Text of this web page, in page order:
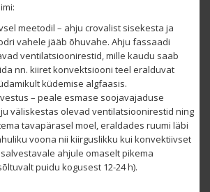
meetodil – ahju crovalist sisekesta ja
vahele jääb õhuvahe. Ahju fassaadi
ventilatsioonirestid, mille kaudu saab
nn. kiiret konvektsiooni teel eralduvat
küdemise algfaasis.
– peale esmase soojavajaduse
väliskestas olevad ventilatsioonirestid ning
tavapärasel moel, eraldades ruumi läbi
voona nii kiirguslikku kui konvektiivset
ahjule omaselt pikema
puidu kogusest 12-24 h).